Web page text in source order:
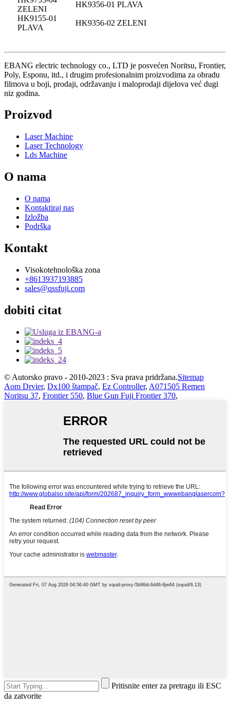
ZELENI
HK9356-01 PLAVA
HK9155-01
PLAVA
HK9356-02 ZELENI
EBANG electric technology co., LTD je posvećen Noritsu, Frontier,
Poly, Esponu, itd., i drugim profesionalnim proizvodima za obradu
filmova u boji, prodaji, održavanju i maloprodaji dijelova već dugi
niz godina.
Proizvod
Laser Machine
Laser Technology
Lds Machine
O nama
O nama
Kontaktiraj nas
Izložba
Podrška
Kontakt
Visokotehnološka zona
+8613937193885
sales@qssfuji.com
dobiti citat
© Autorsko pravo - 2010-2023 : Sva prava pridržana.Sitemap
Aom Drvier, Dx100 štampač, Ez Controller, A071505 Remen
Noritsu 37, Frontier 550, Blue Gun Fuji Frontier 370,
Pritisnite enter za pretragu ili ESC
da zatvorite